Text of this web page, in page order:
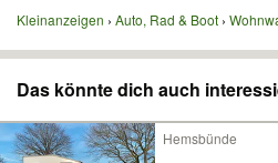
Kleinanzeigen Auto, Rad & Boot
Das könnte dich auch
Hemsbünde